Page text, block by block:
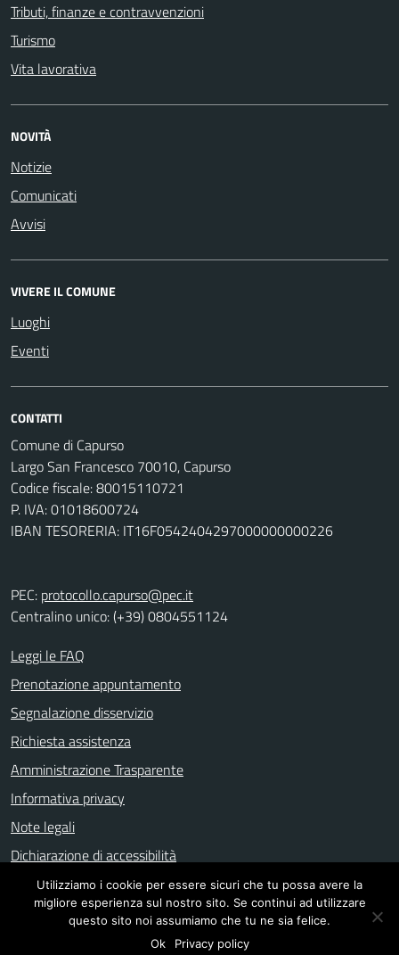
Tributi, finanze e contravvenzioni
Turismo
Vita lavorativa
NOVITÀ
Notizie
Comunicati
Avvisi
VIVERE IL COMUNE
Luoghi
Eventi
CONTATTI
Comune di Capurso
Largo San Francesco 70010, Capurso
Codice fiscale: 80015110721
P. IVA: 01018600724
IBAN TESORERIA: IT16F0542404297000000000226
PEC: protocollo.capurso@pec.it
Centralino unico: (+39) 0804551124
Leggi le FAQ
Prenotazione appuntamento
Segnalazione disservizio
Richiesta assistenza
Amministrazione Trasparente
Informativa privacy
Note legali
Dichiarazione di accessibilità
Mappa del sito
Utilizziamo i cookie per essere sicuri che tu possa avere la
migliore esperienza sul nostro sito. Se continui ad utilizzare
questo sito noi assumiamo che tu ne sia felice.
Ok
Privacy policy